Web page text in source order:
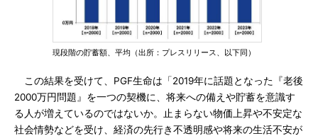
現段階の貯蓄額、平均（出所：プレスリリース、以下同）
この結果を受けて、PGF生命は「2019年に話題となった『老後
2000万円問題』を一つの契機に、将来への備えや貯蓄を意識す
る人が増えているのではないか。止まらない物価上昇や不安定な
社会情勢などを受け、経済の先行き不透明感や将来の生活不安が